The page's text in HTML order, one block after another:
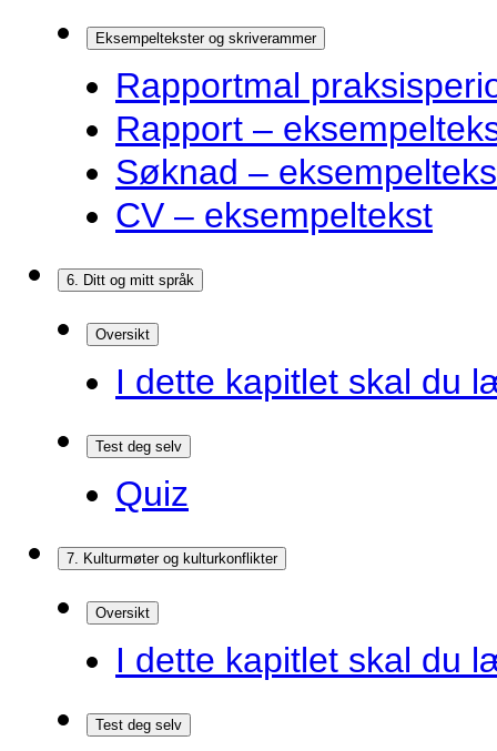
Eksempeltekster og skriverammer
Rapportmal
Rapport –
Søknad –
CV – eksempeltekst
6. Ditt og mitt språk
Oversikt
I dette kapitlet skal du
Test deg selv
Quiz
7. Kulturmøter og kulturkonflikter
Oversikt
I dette kapitlet skal du
Test deg selv